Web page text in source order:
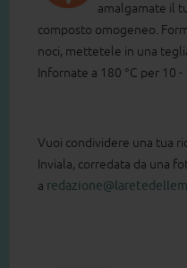
amalgamate il
composto omogeneo.
noci, mettetele in una
Infornate a 180 °C per 10
Vuoi condividere una tua
Inviala, corredata da una
a